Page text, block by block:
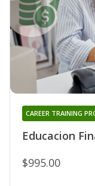
Educacion
CAREER TRAINING
$995.00